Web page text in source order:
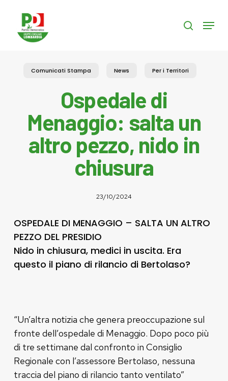
content
search
Menu
Comunicati Stampa News Per i Territori
Ospedale di
Menaggio: salta un
altro pezzo, nido in
chiusura
23/10/2024
OSPEDALE DI MENAGGIO – SALTA UN ALTRO
PEZZO DEL PRESIDIO
Nido in chiusura, medici in uscita. Era
questo il piano di rilancio di Bertolaso?
“Un’altra notizia che genera preoccupazione sul
fronte dell’ospedale di Menaggio. Dopo poco più
di tre settimane dal confronto in Consiglio
Regionale con l’assessore Bertolaso, nessuna
traccia del piano di rilancio tanto ventilato”